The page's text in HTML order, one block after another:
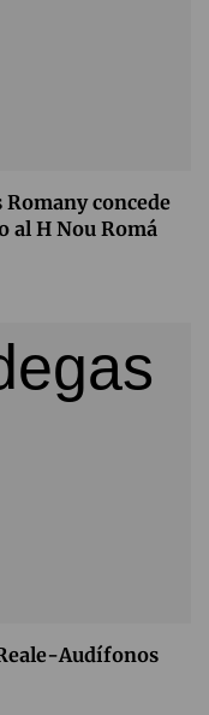
concede
al H Nou Romá
Audífonos